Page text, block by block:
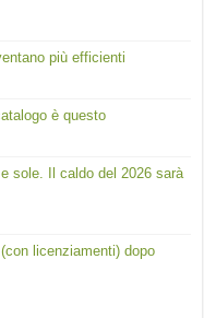
più efficienti
è questo
sole. Il caldo del 2026 sarà
licenziamenti) dopo